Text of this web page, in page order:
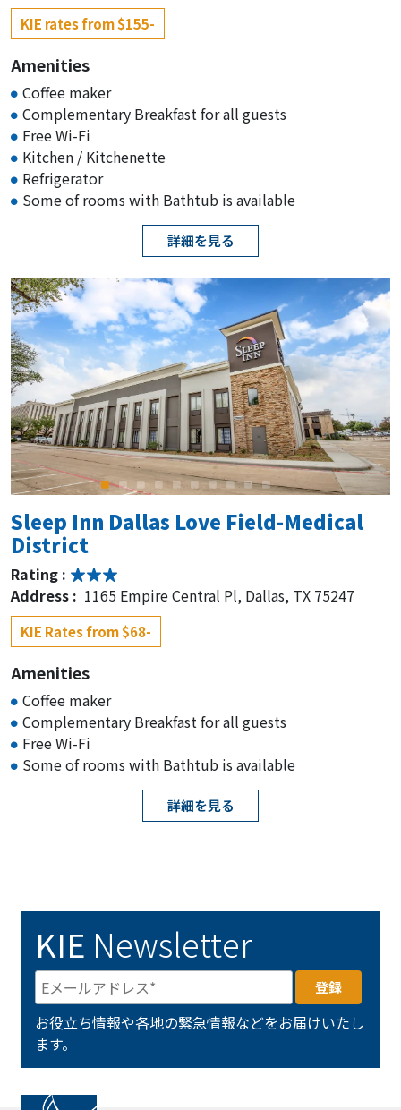
KIE rates from $155-
Amenities
Coffee maker
Complementary Breakfast for all guests
Free Wi-Fi
Kitchen / Kitchenette
Refrigerator
Some of rooms with Bathtub is available
詳細を見る
Sleep Inn Dallas Love Field-Medical
District
Rating :
Address : 1165 Empire Central Pl, Dallas, TX 75247
KIE Rates from $68-
Amenities
Coffee maker
Complementary Breakfast for all guests
Free Wi-Fi
Some of rooms with Bathtub is available
詳細を見る
KIE Newsletter
お役立ち情報や各地の緊急情報などをお届けいたし
ます。